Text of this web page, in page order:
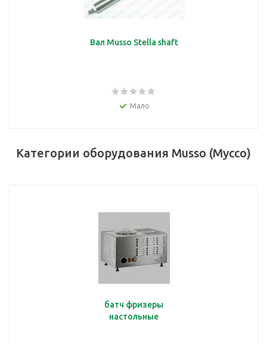
Вал Musso Stella shaft
Мало
Категории оборудования Musso (Муссо)
батч фризеры
настольные